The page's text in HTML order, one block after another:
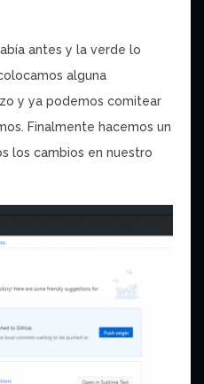
antes y la verde lo
alguna
y ya podemos comitear
Finalmente hacemos un
los cambios en nuestro